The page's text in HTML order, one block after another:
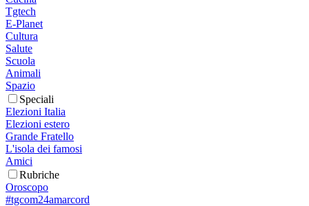
Tgtech
E-Planet
Cultura
Salute
Scuola
Animali
Spazio
Speciali
Elezioni Italia
Elezioni estero
Grande Fratello
L'isola dei famosi
Amici
Rubriche
Oroscopo
#tgcom24amarcord